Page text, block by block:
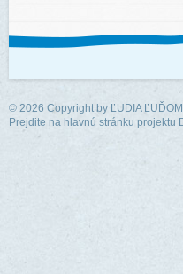
© 2026 Copyright by ĽUDIA
Prejdite na hlavnú stránku projektu